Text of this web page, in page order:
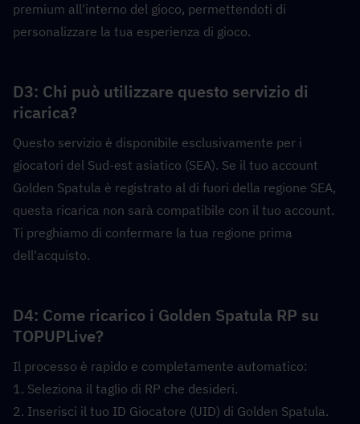
premium all'interno del gioco, permettendoti di
personalizzare la tua esperienza di gioco.
D3: Chi può utilizzare questo servizio di
ricarica?
Questo servizio è disponibile esclusivamente per i
giocatori del Sud-est asiatico (SEA). Se il tuo account
Golden Spatula è registrato al di fuori della regione SEA,
questa ricarica non sarà compatibile con il tuo account.
Ti preghiamo di confermare la tua regione prima
dell'acquisto.
D4: Come ricarico i Golden Spatula RP su
TOPUPLive?
Il processo è rapido e completamente automatico:
1. Seleziona il taglio di RP che desideri.
2. Inserisci il tuo ID Giocatore (UID) di Golden Spatula.